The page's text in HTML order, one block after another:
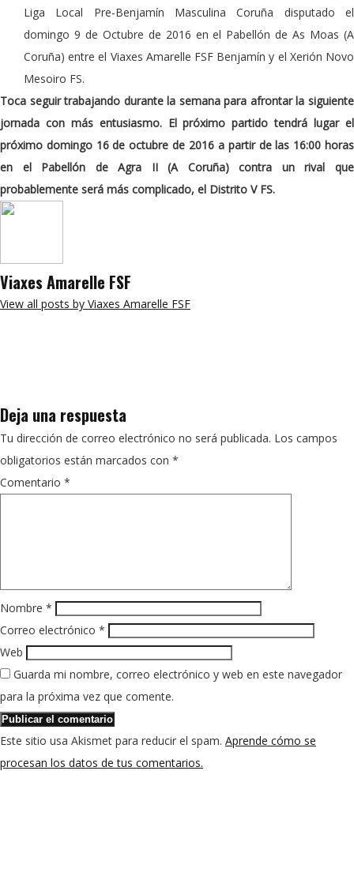
Liga Local Pre-Benjamín Masculina Coruña disputado el
domingo 9 de Octubre de 2016 en el Pabellón de As Moas (A
Coruña) entre el Viaxes Amarelle FSF Benjamín y el Xerión Novo
Mesoiro FS.
Toca seguir trabajando durante la semana para afrontar la siguiente
jornada con más entusiasmo. El próximo partido tendrá lugar el
próximo domingo 16 de octubre de 2016 a partir de las 16:00 horas
en el Pabellón de Agra II (A Coruña) contra un rival que
probablemente será más complicado, el Distrito V FS.
Viaxes Amarelle FSF
View all posts by Viaxes Amarelle FSF
Deja una respuesta
Tu dirección de correo electrónico no será publicada. Los campos
obligatorios están marcados con *
Comentario *
Nombre *
Correo electrónico *
Web
Guarda mi nombre, correo electrónico y web en este navegador
para la próxima vez que comente.
Este sitio usa Akismet para reducir el spam. Aprende cómo se
procesan los datos de tus comentarios.